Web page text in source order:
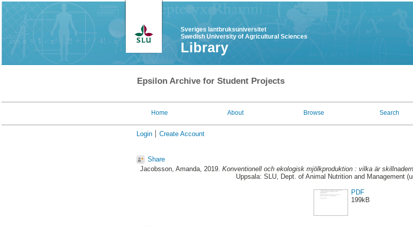
Sveriges lantbruksuniversitet
Swedish University of Agricultural Sciences
Library
Epsilon Archive for Student Projects
Home About Browse Search
Login Create Account
Share
Jacobsson, Amanda, 2019. Konventionell och ekologisk mjölkproduktion : vilka är
Uppsala: SLU, Dept. of Animal Nutrition and Management
PDF
199kB